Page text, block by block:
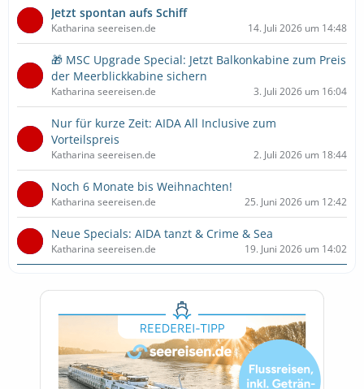
Jetzt spontan aufs Schiff
Katharina seereisen.de 14. Juli 2026 um 14:48
🎁 MSC Upgrade Special: Jetzt Balkonkabine zum Preis
der Meerblickkabine sichern
Katharina seereisen.de 3. Juli 2026 um 16:04
Nur für kurze Zeit: AIDA All Inclusive zum
Vorteilspreis
Katharina seereisen.de 2. Juli 2026 um 18:44
Noch 6 Monate bis Weihnachten!
Katharina seereisen.de 25. Juni 2026 um 12:42
Neue Specials: AIDA tanzt & Crime & Sea
Katharina seereisen.de 19. Juni 2026 um 14:02